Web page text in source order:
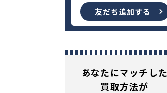
友だち追加する
あなたにマッチした
買取方法が